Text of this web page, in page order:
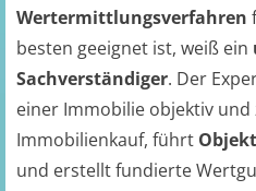
Wertermittlungsverfahren
besten geeignet ist, weiß ein
Sachverständiger. Der
einer Immobilie objektiv
Immobilienkauf, führt
und erstellt fundierte